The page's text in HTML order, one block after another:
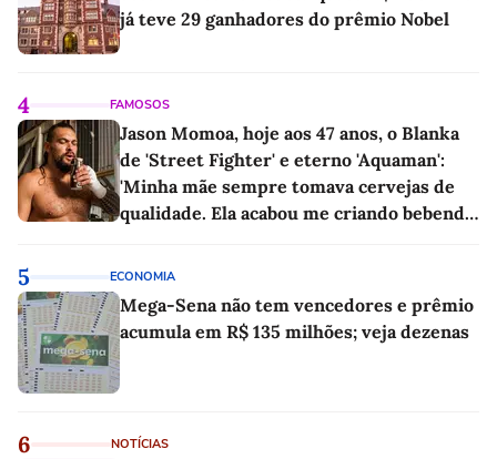
já teve 29 ganhadores do prêmio Nobel
4 FAMOSOS
Jason Momoa, hoje aos 47 anos, o Blanka
de 'Street Fighter' e eterno 'Aquaman':
'Minha mãe sempre tomava cervejas de
qualidade. Ela acabou me criando bebendo
5 ECONOMIA
Mega-Sena não tem vencedores e prêmio
acumula em R$ 135 milhões; veja dezenas
6 NOTÍCIAS